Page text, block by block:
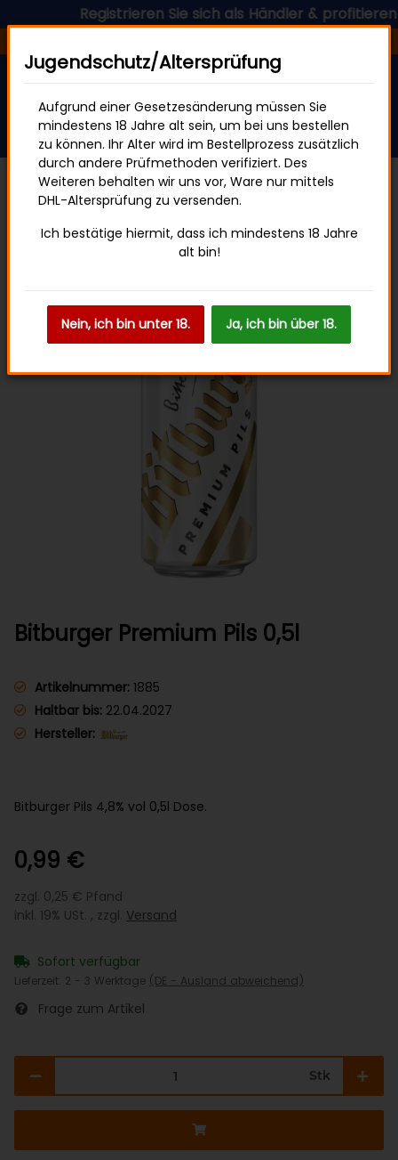
Registrieren Sie sich als Händler & profitieren
Alkoholische Getränke
Bitburger Premium Pils 0,5l
Artikelnummer: 1885
Haltbar bis: 22.04.2027
Hersteller:
Bitburger Pils 4,8% vol 0,5l Dose.
0,99 €
zzgl. 0,25 € Pfand
inkl. 19% USt. , zzgl. Versand
Sofort verfügbar
Lieferzeit: 2 - 3 Werktage (DE - Ausland abweichend)
Frage zum Artikel
Stk
Jugendschutz/Altersprüfung
Aufgrund einer Gesetzesänderung müssen Sie
mindestens 18 Jahre alt sein, um bei uns bestellen
zu können. Ihr Alter wird im Bestellprozess zusätzlich
durch andere Prüfmethoden verifiziert. Des
Weiteren behalten wir uns vor, Ware nur mittels
DHL-Altersprüfung zu versenden.
Ich bestätige hiermit, dass ich mindestens 18 Jahre
alt bin!
Nein, ich bin unter 18. Ja, ich bin über 18.